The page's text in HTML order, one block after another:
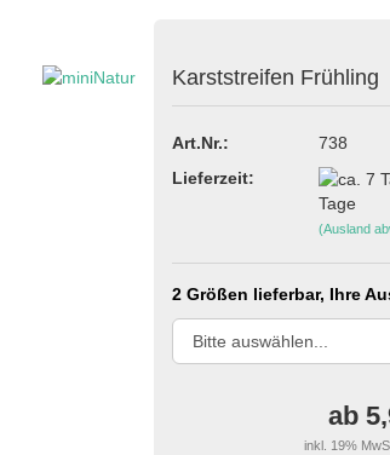
Konto erstellen
Karststreifen Frühling
Art.Nr.:
738
Lieferzeit:
Tage
(Ausland
2 Größen lieferbar, Ihre
ab
inkl. 19%